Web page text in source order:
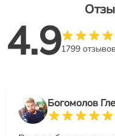
4.91799 отзывов
Богомолов